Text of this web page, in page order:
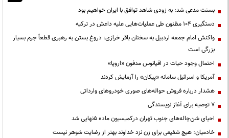
بسنت مدعی شد: به زودی شاهد توافق با ایران خواهیم بود
دستگیری ۱۰۴ مظنون طی عملیات‌هایی علیه داعش در ترکیه
واکنش امام جمعه اردبیل به سخنان باقر خرازی: دروغ بستن به رهبری قطعاً جرم بسیار
بزرگی است
احتمال وجود حیات در اقیانوس مدفون «اروپا»
آمریکا و اسرائیل سامانه «پیکان» را آزمایش کردند
هشدار درباره فروش حواله‌های صوری خودروهای وارداتی
۷ توصیه برای آغاز نویسندگی
احیای شن‌چاله‌های جنوب تهران درکمیسیون ماده ۵نهایی شد
خادمیان: هیچ شفیعی برای زن نزد خداوند بهتر از رضایت شوهر نیست